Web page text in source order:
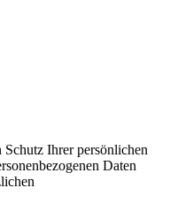
Ihrer persönlichen
Daten